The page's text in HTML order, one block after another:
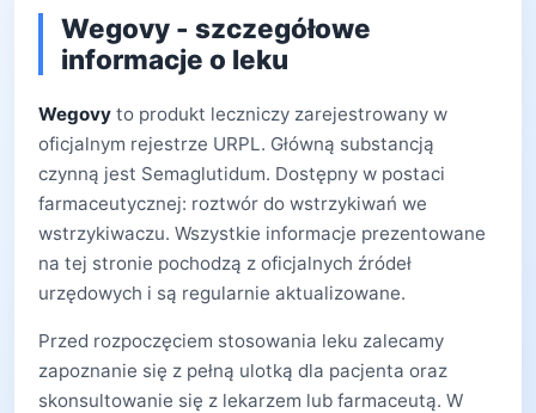
Wegovy - szczegółowe
informacje o leku
Wegovy to produkt leczniczy zarejestrowany w
oficjalnym rejestrze URPL. Główną substancją
czynną jest Semaglutidum. Dostępny w postaci
farmaceutycznej: roztwór do wstrzykiwań we
wstrzykiwaczu. Wszystkie informacje prezentowane
na tej stronie pochodzą z oficjalnych źródeł
urzędowych i są regularnie aktualizowane.
Przed rozpoczęciem stosowania leku zalecamy
zapoznanie się z pełną ulotką dla pacjenta oraz
skonsultowanie się z lekarzem lub farmaceutą. W